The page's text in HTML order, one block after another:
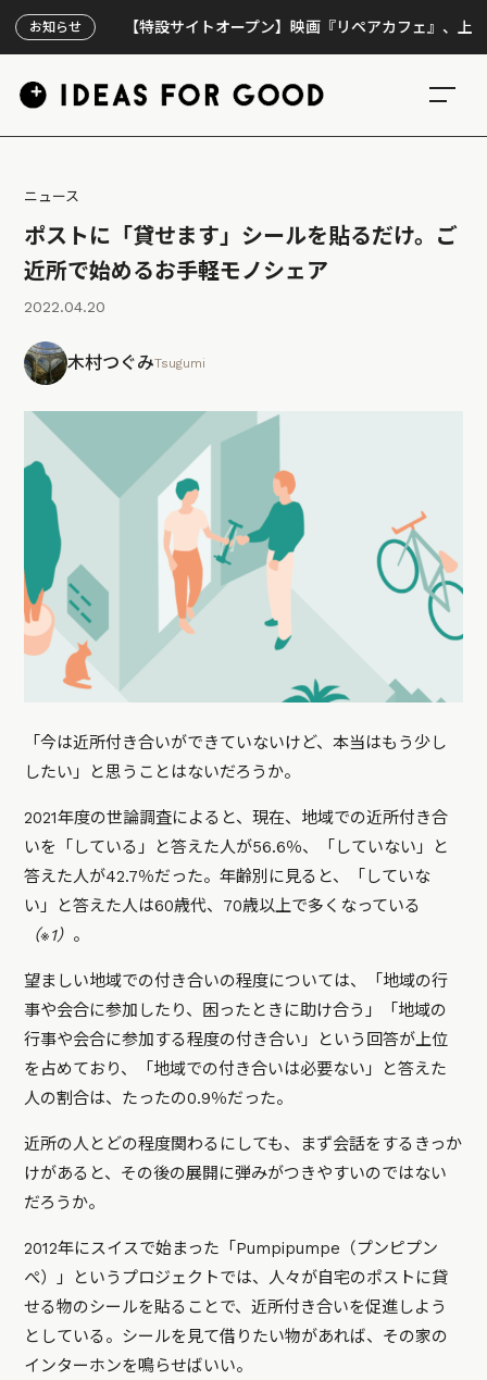
お知らせ【特設サイトオープン】映画『リペアカフェ』、上映300回
ニュース
ポストに「貸せます」シールを貼るだけ。ご
近所で始めるお手軽モノシェア
2022.04.20
木村つぐみTsugumi
「今は近所付き合いができていないけど、本当はもう少し
したい」と思うことはないだろうか。
2021年度の世論調査によると、現在、地域での近所付き合
いを「している」と答えた人が56.6％、「していない」と
答えた人が42.7％だった。年齢別に見ると、「していな
い」と答えた人は60歳代、70歳以上で多くなっている
（※1） 。
望ましい地域での付き合いの程度については、「地域の行
事や会合に参加したり、困ったときに助け合う」「地域の
行事や会合に参加する程度の付き合い」という回答が上位
を占めており、「地域での付き合いは必要ない」と答えた
人の割合は、たったの0.9％だった。
近所の人とどの程度関わるにしても、まず会話をするきっか
けがあると、その後の展開に弾みがつきやすいのではない
だろうか。
2012年にスイスで始まった「Pumpipumpe（プンピプン
ぺ）」というプロジェクトでは、人々が自宅のポストに貸
せる物のシールを貼ることで、近所付き合いを促進しよう
としている。シールを見て借りたい物があれば、その家の
インターホンを鳴らせばいい。